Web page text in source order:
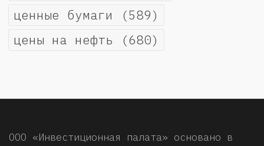
ценные бумаги (589)
цены на нефть (680)
ООО «Инвестиционная палата» основано в